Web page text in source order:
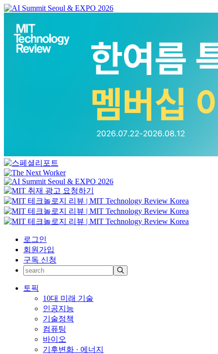
로그인
회원가입
구독 신청
토픽
10대 미래 기술
인공지능
기술정책
컴퓨팅
바이오
기후변화 · 에너지